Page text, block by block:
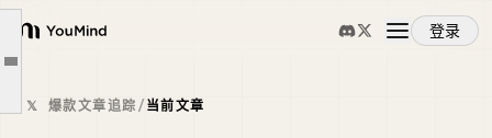
YouMind
登录
概览
文章大纲
为什么让 5 个顶级管理者辩论能改善决策
在 ChatGPT 里「安装」董事会的步骤
𝕏 爆款文章追踪/当前文章